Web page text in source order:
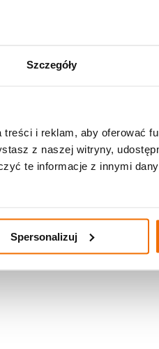
Szczegóły
i reklam, aby oferować
z naszej witryny,
te informacje z innymi
Spersonalizuj